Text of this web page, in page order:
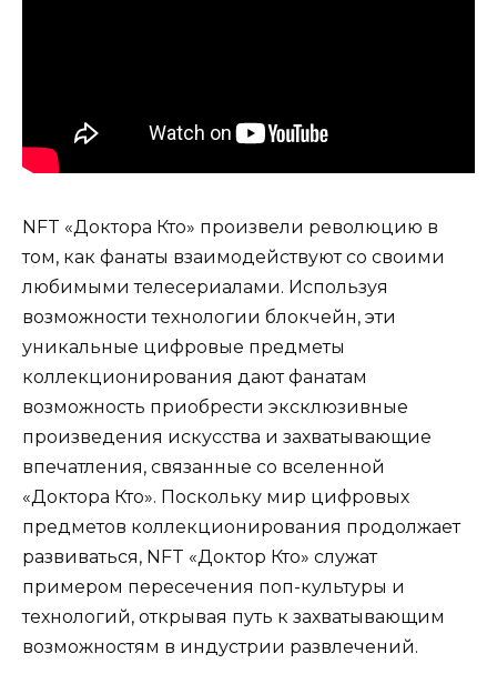
NFT «Доктора Кто» произвели революцию в
том, как фанаты взаимодействуют со своими
любимыми телесериалами. Используя
возможности технологии блокчейн, эти
уникальные цифровые предметы
коллекционирования дают фанатам
возможность приобрести эксклюзивные
произведения искусства и захватывающие
впечатления, связанные со вселенной
«Доктора Кто». Поскольку мир цифровых
предметов коллекционирования продолжает
развиваться, NFT «Доктор Кто» служат
примером пересечения поп-культуры и
технологий, открывая путь к захватывающим
возможностям в индустрии развлечений.